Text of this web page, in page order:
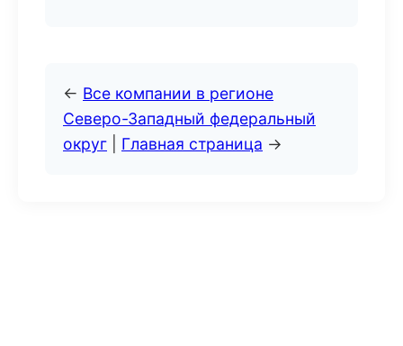
← Все компании в регионе
Северо-Западный федеральный
округ
Главная страница →